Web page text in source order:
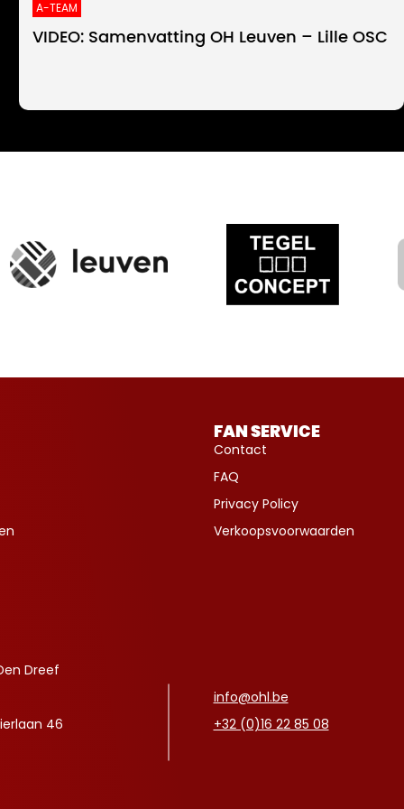
A-TEAM
VIDEO: Samenvatting OH Leuven – Lille OSC
FAN SERVICE
Contact
FAQ
Privacy Policy
Verkoopsvoorwaarden
Dreef
46
info@ohl.be
+32 (0)16 22 85 08